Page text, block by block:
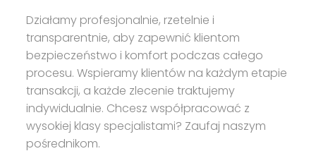
Działamy profesjonalnie, rzetelnie i
transparentnie, aby zapewnić klientom
bezpieczeństwo i komfort podczas całego
procesu. Wspieramy klientów na każdym etapie
transakcji, a każde zlecenie traktujemy
indywidualnie. Chcesz współpracować z
wysokiej klasy specjalistami? Zaufaj naszym
pośrednikom.